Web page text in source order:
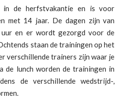
in de herfstvakantie en is voor
met 14 jaar. De dagen zijn van
en er wordt gezorgd voor de
staan de trainingen op het
verschillende trainers zijn waar je
de lunch worden de trainingen in
de verschillende wedstrijd-,